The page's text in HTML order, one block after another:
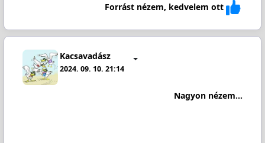
Forrást nézem, kedvelem ott
Kacsavadász
2024. 09. 10. 21:14
Nagyon nézem...